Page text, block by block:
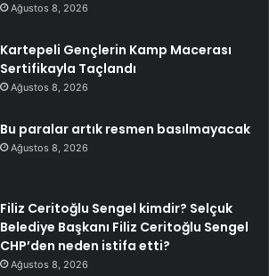
Ağustos 8, 2026
Kartepeli Gençlerin Kamp Macerası
Sertifikayla Taçlandı
Ağustos 8, 2026
Bu paralar artık resmen basılmayacak
Ağustos 8, 2026
Filiz Ceritoğlu Sengel kimdir? Selçuk
Belediye Başkanı Filiz Ceritoğlu Sengel
CHP’den neden istifa etti?
Ağustos 8, 2026